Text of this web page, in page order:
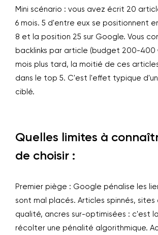
Mini scénario : vous avez écrit 20
6 mois. 5 d'entre eux se positionnent
8 et la position 25 sur Google. Vous
backlinks par article (budget 200-400
mois plus tard, la moitié de ces
dans le top 5. C'est l'effet typique
ciblé.
Quelles limites à
de choisir :
Premier piège : Google pénalise les
sont mal placés. Articles spinnés, sites
qualité, ancres sur-optimisées : c'est
récolter une pénalité algorithmique.